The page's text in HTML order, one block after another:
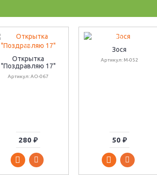
Открытка
"Поздравляю 17"
Артикул: АО-067
280 ₽
Зося
Артикул: М-052
50 ₽